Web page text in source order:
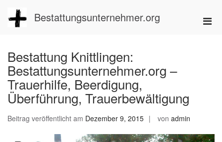
Inhalt
springen
Bestattungsunternehmer.org
Bestattung Knittlingen:
Bestattungsunternehmer.org –
Trauerhilfe, Beerdigung,
Überführung, Trauerbewältigung
Beitrag veröffentlicht am Dezember 9, 2015 von admin